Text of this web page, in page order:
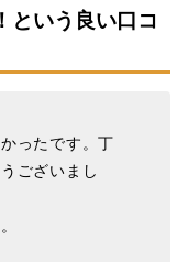
という良い口コ
ったです。丁
ございまし